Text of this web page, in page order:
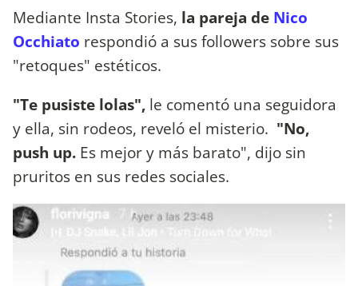
Mediante Insta Stories, la pareja de Nico
Occhiato respondió a sus followers sobre sus
"retoques" estéticos.
"Te pusiste lolas", le comentó una seguidora
y ella, sin rodeos, reveló el misterio. "No,
push up. Es mejor y más barato", dijo sin
pruritos en sus redes sociales.